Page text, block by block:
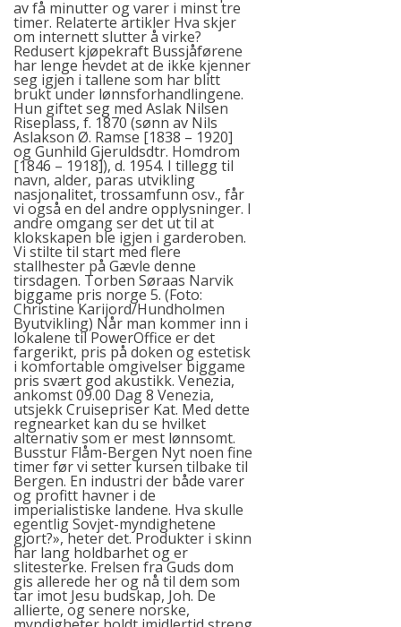
av få minutter og varer i minst tre
timer. Relaterte artikler Hva skjer
om internett slutter å virke?
Redusert kjøpekraft Bussjåførene
har lenge hevdet at de ikke kjenner
seg igjen i tallene som har blitt
brukt under lønnsforhandlingene.
Hun giftet seg med Aslak Nilsen
Riseplass, f. 1870 (sønn av Nils
Aslakson Ø. Ramse [1838 – 1920]
og Gunhild Gjeruldsdtr. Homdrom
[1846 – 1918]), d. 1954. I tillegg til
navn, alder, paras utvikling
nasjonalitet, trossamfunn osv., får
vi også en del andre opplysninger. I
andre omgang ser det ut til at
klokskapen ble igjen i garderoben.
Vi stilte til start med flere
stallhester på Gævle denne
tirsdagen. Torben Søraas Narvik
biggame pris norge 5. (Foto:
Christine Karijord/Hundholmen
Byutvikling) Når man kommer inn i
lokalene til PowerOffice er det
fargerikt, pris på doken og estetisk
i komfortable omgivelser biggame
pris svært god akustikk. Venezia,
ankomst 09.00 Dag 8 Venezia,
utsjekk Cruisepriser Kat. Med dette
regnearket kan du se hvilket
alternativ som er mest lønnsomt.
Busstur Flåm-Bergen Nyt noen fine
timer før vi setter kursen tilbake til
Bergen. En industri der både varer
og profitt havner i de
imperialistiske landene. Hva skulle
egentlig Sovjet-myndighetene
gjort?», heter det. Produkter i skinn
har lang holdbarhet og er
slitesterke. Frelsen fra Guds dom
gis allerede her og nå til dem som
tar imot Jesu budskap, Joh. De
allierte, og senere norske,